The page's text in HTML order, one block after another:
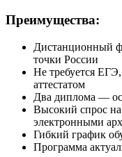
Преимущества:
Дистанционный
точки России
Не требуется
аттестатом
Два диплома —
Высокий спрос
электронными
Гибкий график
Программа